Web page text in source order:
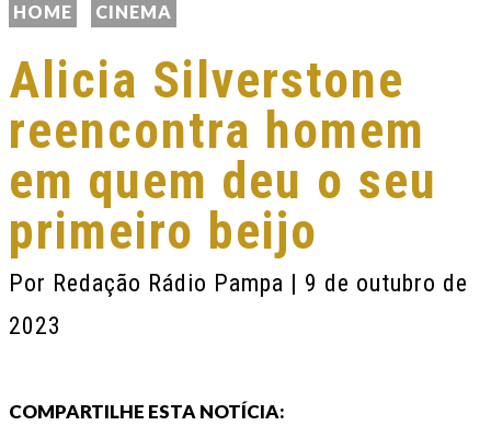
HOME CINEMA
Alicia Silverstone
reencontra homem
em quem deu o seu
primeiro beijo
Por Redação Rádio Pampa | 9 de outubro de
2023
COMPARTILHE ESTA NOTÍCIA: